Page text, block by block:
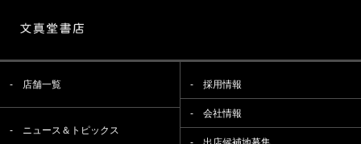
店舗一覧
ニュース＆トピックス
採用情報
会社情報